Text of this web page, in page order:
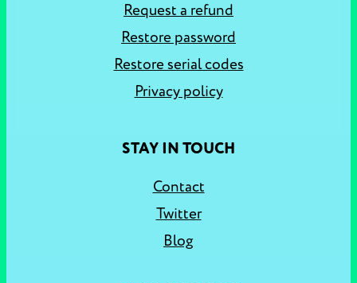
Request a refund
Restore password
Restore serial codes
Privacy policy
STAY IN TOUCH
Contact
Twitter
Blog